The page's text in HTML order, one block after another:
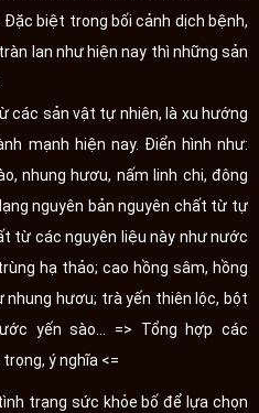
biệt trong bối cảnh dịch bệnh,
lan như hiện nay thì những sản
các sản vật tự nhiên, là xu hướng
mạnh hiện nay. Điển hình như:
nhung hươu, nấm linh chi, đông
nguyên bản nguyên chất từ tự
từ các nguyên liệu này như nước
hạ thảo; cao hồng sâm, hồng
nhung hươu; trà yến thiên lộc, bột
yến sào... => Tổng hợp các
ý nghĩa <=
trạng sức khỏe bố để lựa chọn